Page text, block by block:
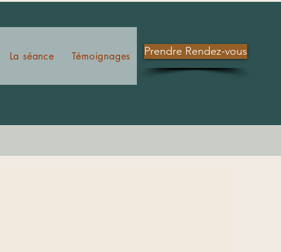
La séance Témoignages Prendre Rendez-vous